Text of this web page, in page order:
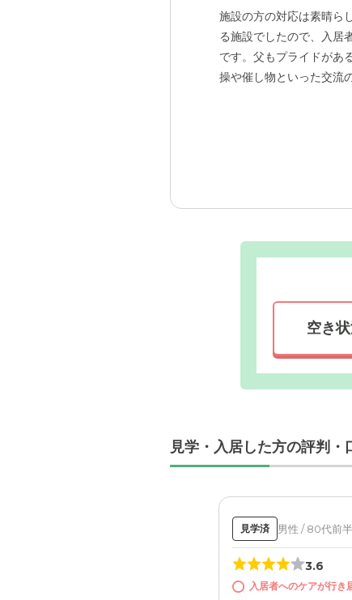
外観: 京
らは横
施設の方の対応は素晴ら
る施設でしたので、入居
です。父もプライドがあ
操や催し物といった交流
空き
見学・入居した方の評判・
見学済 男性 / 80代前
3.6
入居者へのケアが行き